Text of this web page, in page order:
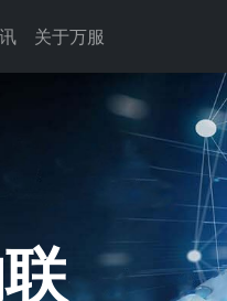
关于万服